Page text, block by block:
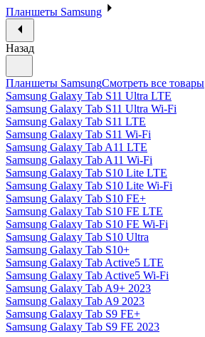
Планшеты Samsung
Назад
Планшеты SamsungСмотреть все товары
Samsung Galaxy Tab S11 Ultra LTE
Samsung Galaxy Tab S11 Ultra Wi-Fi
Samsung Galaxy Tab S11 LTE
Samsung Galaxy Tab S11 Wi-Fi
Samsung Galaxy Tab A11 LTE
Samsung Galaxy Tab A11 Wi-Fi
Samsung Galaxy Tab S10 Lite LTE
Samsung Galaxy Tab S10 Lite Wi-Fi
Samsung Galaxy Tab S10 FE+
Samsung Galaxy Tab S10 FE LTE
Samsung Galaxy Tab S10 FE Wi-Fi
Samsung Galaxy Tab S10 Ultra
Samsung Galaxy Tab S10+
Samsung Galaxy Tab Active5 LTE
Samsung Galaxy Tab Active5 Wi-Fi
Samsung Galaxy Tab A9+ 2023
Samsung Galaxy Tab A9 2023
Samsung Galaxy Tab S9 FE+
Samsung Galaxy Tab S9 FE 2023